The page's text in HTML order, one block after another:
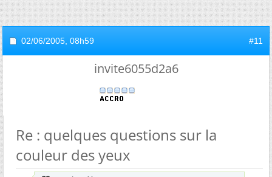
02/06/2005, 08h59 #11
invite6055d2a6
Re : quelques questions sur la
couleur des yeux